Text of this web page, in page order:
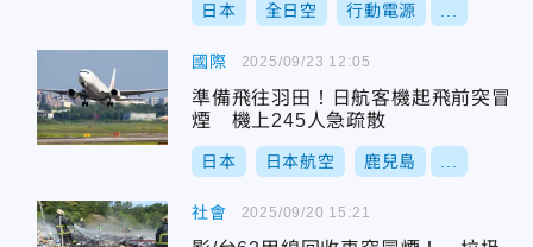
日本 全日空 行動電源
國際
準備飛往羽田！日航客機起飛前突冒
煙 機上245人急疏散
日本 日本航空 鹿兒島
2025/09/23 12:05
社會 2025/09/20 15:21